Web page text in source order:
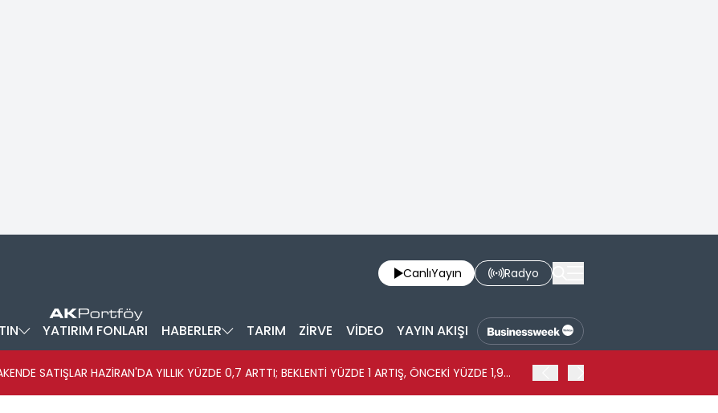
CanlıYayın Radyo
YATIRIM FONLARI HABERLER TARIM ZİRVE VİDEO YAYIN AKIŞI
SATIŞLAR HAZİRAN'DA YILLIK YÜZDE 0,7 ARTTI; BEKLENTİ YÜZDE 1 ARTIŞ, ÖNCEKİ YÜZDE 1,9